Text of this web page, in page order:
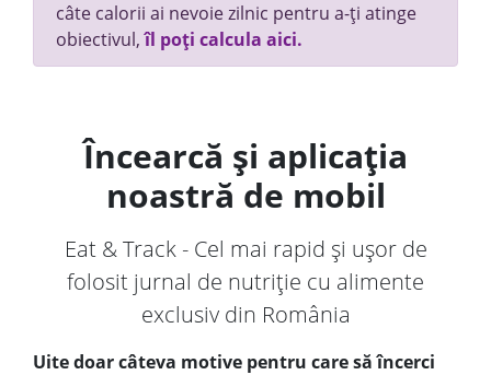
câte calorii ai nevoie zilnic pentru a-ți atinge
obiectivul,îl poți calcula aici.
Încearcă și aplicația
noastră de mobil
Eat & Track - Cel mai rapid și ușor de
folosit jurnal de nutriție cu alimente
exclusiv din România
Uite doar câteva motive pentru care să încerci